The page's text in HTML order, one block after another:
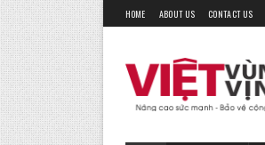
HOME ABOUT US CONTACT US